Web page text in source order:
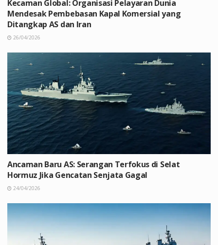
Kecaman Global: Organisasi Pelayaran Dunia
Mendesak Pembebasan Kapal Komersial yang
Ditangkap AS dan Iran
26/04/2026
Ancaman Baru AS: Serangan Terfokus di Selat
Hormuz Jika Gencatan Senjata Gagal
24/04/2026